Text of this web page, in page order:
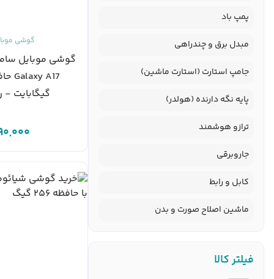
پمپ باد
مبدل برق و چندراهی
جامپ استارت (استارت ماشین)
پایه نگه دارنده (هولدر)
ترازو هوشمند
جاروبرقی
کابل و رابط
ماشین اصلاح صورت و بدن
فیلتر کالا
گوشی
گوشی موبایل
گیگابایت - رم